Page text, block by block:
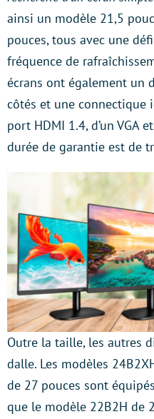
ainsi un modèle 21,5
pouces, tous avec une
fréquence de
écrans ont également un
côtés et une connectique
port HDMI 1.4, d’un VGA
durée de garantie est de
Outre la taille, les autres
dalle. Les modèles
de 27 pouces sont
que le modèle 22B2H de